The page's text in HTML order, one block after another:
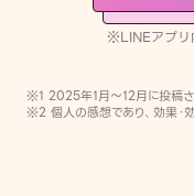
※LINEアプリ
※1 2025年1月〜12月に投稿さ
※2 個人の感想であり、効果・